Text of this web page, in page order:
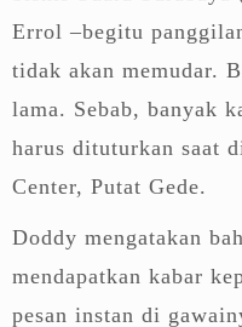
Errol –begitu
tidak akan memudar.
lama. Sebab, banyak
harus dituturkan saat
Center, Putat Gede.
Doddy mengatakan
mendapatkan kabar
pesan instan di